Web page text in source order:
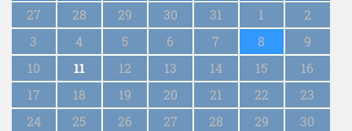
g
a
i
o
27
28 29 30 31 1
2
3
4 5 6 7 8
9
10
11 12 13 14 15
16
17
18 19 20 21 22
23
24
25 26 27 28 29
30